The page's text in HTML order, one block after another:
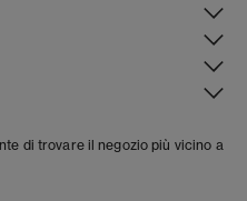
di trovare il negozio più vicino a